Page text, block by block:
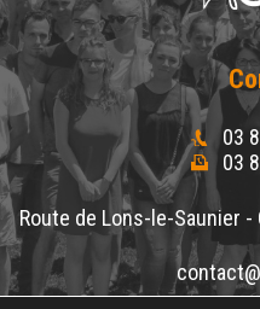
03
03
Route de Lons-le-Saunier -